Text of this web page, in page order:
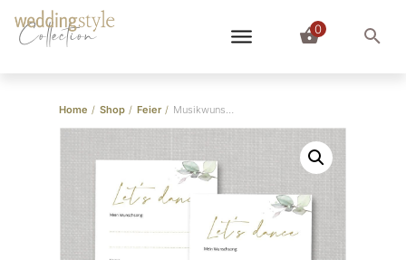
Collection 0
Home / Shop / Feier / Musikwunschkarten Eukalyptus